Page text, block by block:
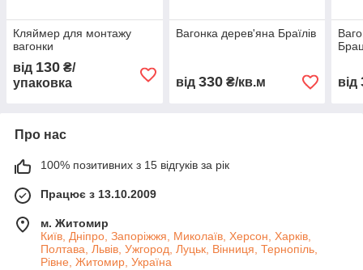
Кляймер для монтажу
вагонки
від 130 ₴/
упаковка
Вагонка дерев'яна Браїлів
від 330₴/кв.м від
Про нас
100% позитивних з 15 відгуків за рік
Працює з 13.10.2009
м. Житомир
Київ, Дніпро, Запоріжжя, Миколаїв, Херсон, Харків,
Полтава, Львів, Ужгород, Луцьк, Вінниця, Тернопіль,
Рівне, Житомир, Україна